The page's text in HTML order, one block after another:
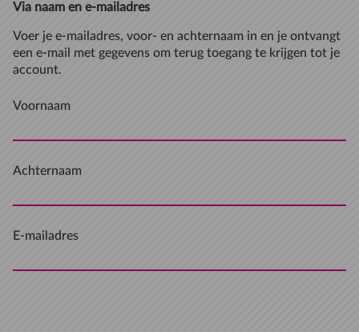
Via naam en e-mailadres
Voer je e-mailadres, voor- en achternaam in en je ontvangt
een e-mail met gegevens om terug toegang te krijgen tot je
account.
Voornaam
Achternaam
E-mailadres